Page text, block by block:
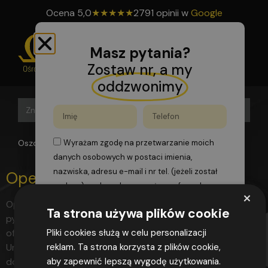
Ocena 5,0★★★★★2791 opinii wGoogle
Search
for:
Search
Oszomega>czerpaki
Operator suwnicy, hakowy
Opis Program Podstawa FAQ Do pobrania Przykładowe
pytania Pozostałe Dlaczego warto szkolić się u nas?
oferowany przez nas kurs jest zgodny z programem
Urzędu Dozoru Technicznego oferujemy możliwość
dojazdu do klienta – przy grupach zorganizowanych
×
Ta strona używa plików cookie
Pliki cookies służą w celu personalizacji
reklam. Ta strona korzysta z plików cookie,
aby zapewnić lepszą wygodę użytkowania.
Masz pytania?
Zostaw nr, a my
oddzwonimy
Wyrażam zgodę na przetwarzanie moich
danych osobowych w postaci imienia,
nazwiska, adresu e-mail i nr tel. (jeżeli został
podany), podanych w powyższym formularzu,
Parlamentu Europejskiego i Rady (UE)
2016/679 z dnia 27 kwietnia 2016 r. w sprawie
ochrony osób fizycznych w związku z
przetwarzaniem danych osobowych i w